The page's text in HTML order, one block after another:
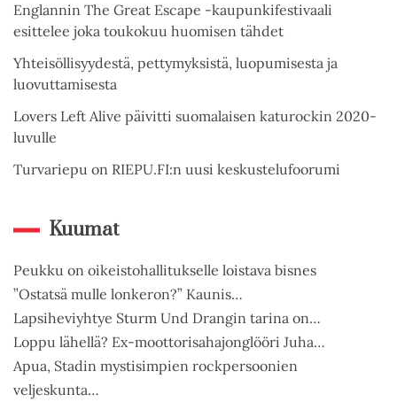
Englannin The Great Escape -kaupunkifestivaali
esittelee joka toukokuu huomisen tähdet
Yhteisöllisyydestä, pettymyksistä, luopumisesta ja
luovuttamisesta
Lovers Left Alive päivitti suomalaisen katurockin 2020-
luvulle
Turvariepu on RIEPU.FI:n uusi keskustelufoorumi
Kuumat
Peukku on oikeistohallitukselle loistava bisnes
”Ostatsä mulle lonkeron?” Kaunis…
Lapsiheviyhtye Sturm Und Drangin tarina on…
Loppu lähellä? Ex-moottorisahajonglööri Juha…
Apua, Stadin mystisimpien rockpersoonien
veljeskunta…